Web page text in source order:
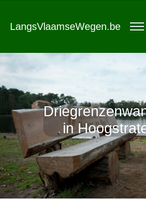
LangsVlaamseWegen.be
in